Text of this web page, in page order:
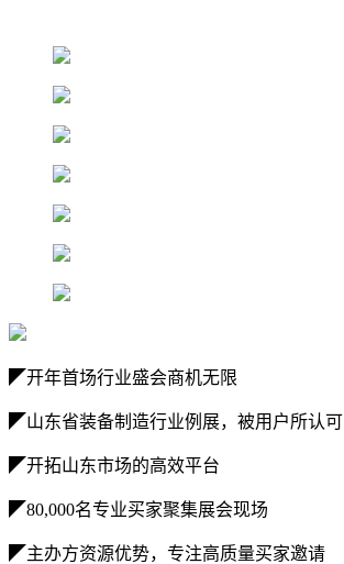
◤开年首场行业盛会商机无限
◤山东省装备制造行业例展，被用户所认可
◤开拓山东市场的高效平台
◤80,000名专业买家聚集展会现场
◤主办方资源优势，专注高质量买家邀请